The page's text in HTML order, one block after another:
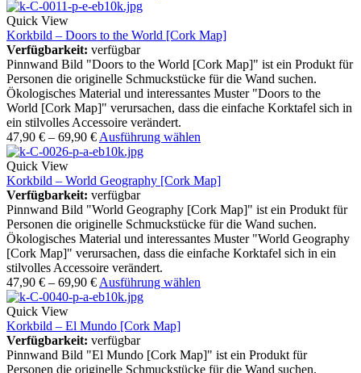
Quick View
Korkbild – Doors to the World [Cork Map]
Verfügbarkeit: verfügbar
Pinnwand Bild "Doors to the World [Cork Map]" ist ein Produkt für
Personen die originelle Schmuckstücke für die Wand suchen.
Ökologisches Material und interessantes Muster "Doors to the
World [Cork Map]" verursachen, dass die einfache Korktafel sich in
ein stilvolles Accessoire verändert.
47,90 € – 69,90 € Ausführung wählen
Quick View
Korkbild – World Geography [Cork Map]
Verfügbarkeit: verfügbar
Pinnwand Bild "World Geography [Cork Map]" ist ein Produkt für
Personen die originelle Schmuckstücke für die Wand suchen.
Ökologisches Material und interessantes Muster "World Geography
[Cork Map]" verursachen, dass die einfache Korktafel sich in ein
stilvolles Accessoire verändert.
47,90 € – 69,90 € Ausführung wählen
Quick View
Korkbild – El Mundo [Cork Map]
Verfügbarkeit: verfügbar
Pinnwand Bild "El Mundo [Cork Map]" ist ein Produkt für
Personen die originelle Schmuckstücke für die Wand suchen.